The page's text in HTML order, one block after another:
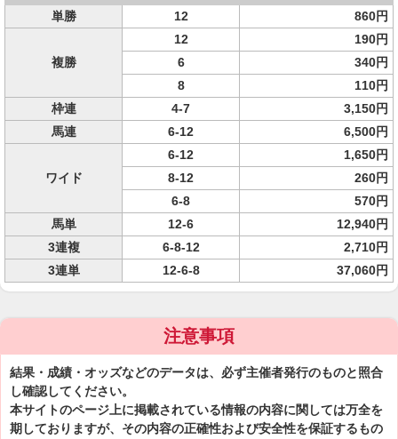
単勝 12 860円
複勝
12
190円
6
340円
8
110円
枠連
4-7
3,150円
馬連
6-12 6,500円
ワイド
6-12
1,650円
8-12
260円
6-8
570円
馬単
12-6
12,940円
3連複
6-8-12
2,710円
3連単
12-6-8 37,060円
注意事項
結果・成績・オッズなどのデータは、必ず主催者発行のものと照合
し確認してください。
本サイトのページ上に掲載されている情報の内容に関しては万全を
期しておりますが、その内容の正確性および安全性を保証するもの